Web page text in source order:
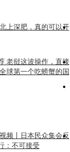
上深肥，真的可以开
老挝这波操作，直接
球第一个吃螃蟹的国
频丨日本民众集会反
：不可接受